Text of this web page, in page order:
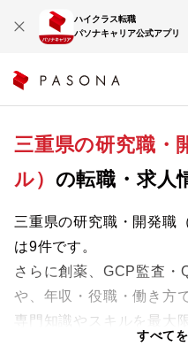
ハイクラス転職
パソナキャリア公式アプリ
三重県の研究職・
ル） の転職・求人
三重県の研究職・開発職
は9件です。
さらに創薬、GCP監査・
や、年収・役職・働き方
専門知識やスキルを最大
ライフスタイルや価値観
すべて